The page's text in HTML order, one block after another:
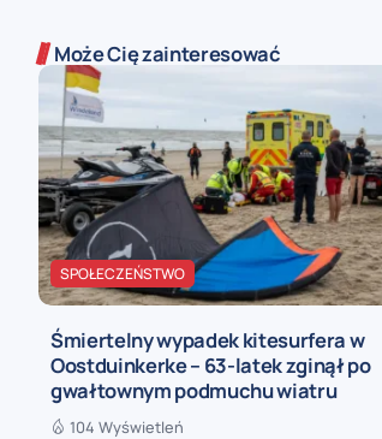
Może Cię zainteresować
SPOŁECZEŃSTWO
Śmiertelny wypadek kitesurfera w
Oostduinkerke – 63-latek zginął po
gwałtownym podmuchu wiatru
104 Wyświetleń